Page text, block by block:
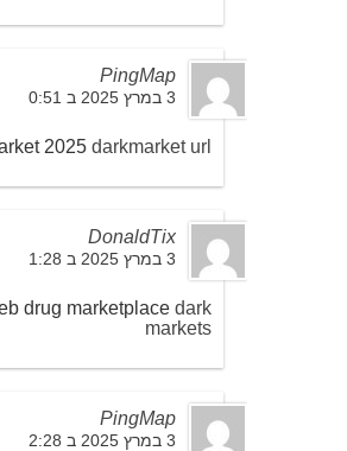
PingMap
3 במרץ 2025 ב 0:51
2025 darkmarket url
DonaldTix
3 במרץ 2025 ב 1:28
drug marketplace dark
markets
PingMap
3 במרץ 2025 ב 2:28